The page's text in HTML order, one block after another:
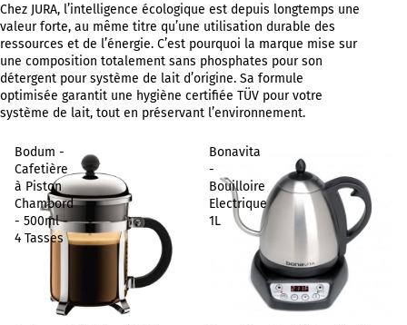
Chez JURA, l’intelligence écologique est depuis longtemps une
valeur forte, au même titre qu’une utilisation durable des
ressources et de l’énergie. C’est pourquoi la marque mise sur
une composition totalement sans phosphates pour son
détergent pour système de lait d’origine. Sa formule
optimisée garantit une hygiène certifiée TÜV pour votre
système de lait, tout en préservant l’environnement.
Bodum -
Cafetière
à Piston
Chambord
- 500ml -
4 Tasses
Bonavita
-
Bouilloire
Electrique
1L